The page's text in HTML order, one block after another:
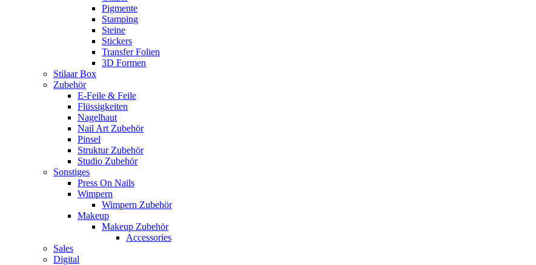
Pigmente
Stamping
Steine
Stickers
Transfer Folien
3D Formen
Stilaar Box
Zubehör
E-Feile & Feile
Flüssigkeiten
Nagelhaut
Nail Art Zubehör
Pinsel
Struktur Zubehör
Studio Zubehör
Sonstiges
Press On Nails
Wimpern
Wimpern Zubehör
Makeup
Makeup Zubehör
Accessories
Sales
Digital